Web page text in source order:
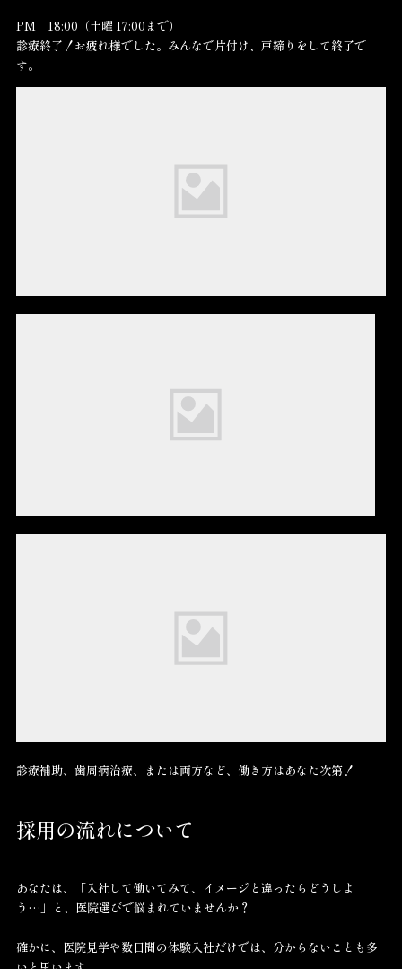
PM 18:00（土曜 17:00まで）
診療終了！お疲れ様でした。みんなで片付け、戸締りをして終了で
す。
診療補助、歯周病治療、または両方など、働き方はあなた次第！
採用の流れについて